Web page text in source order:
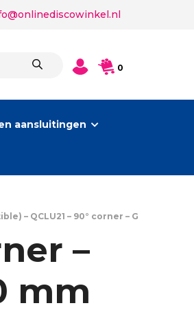
0
aansluitingen
– QCLU21 – 90° corner – G
–
mm